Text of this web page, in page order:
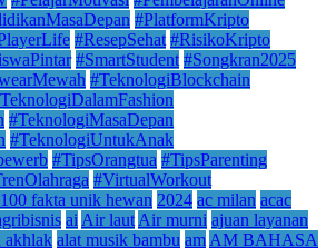
#PlatformKripto
#ResepSehat #RisikoKripto
#SmartStudent #Songkran2025
#TeknologiBlockchain
#TeknologiMasaDepan
#TeknologiUntukAnak
#TipsOrangtua #TipsParenting
#VirtualWorkout
100 fakta unik hewan 2024 ac milan acac
ai Air laut Air murni ajuan layanan
akhlak alat musik bambu am AM BAHASA